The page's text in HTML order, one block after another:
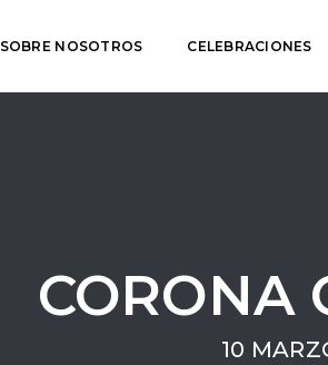
SOBRE NOSOTROS CELEBRACIONES
CORONA
10